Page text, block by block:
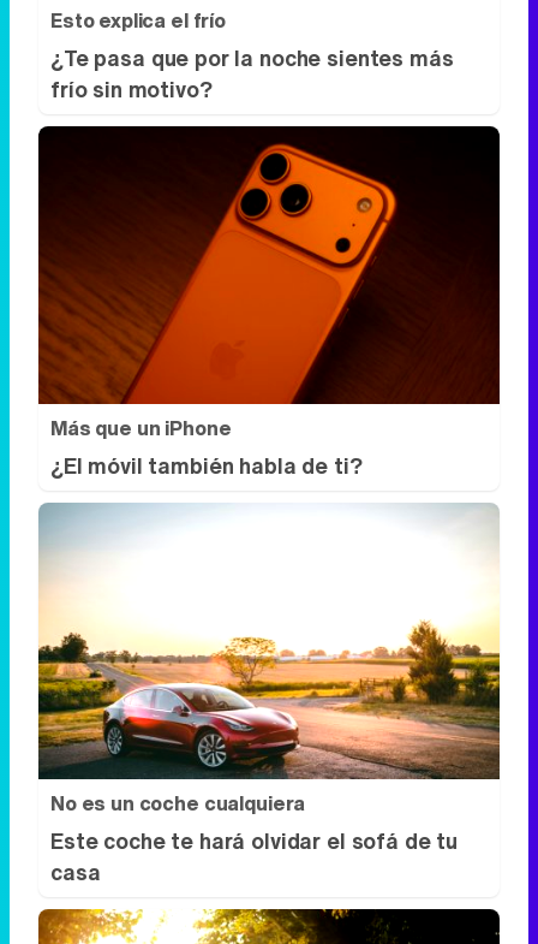
Esto explica el frío
¿Te pasa que por la noche sientes más
frío sin motivo?
Más que un iPhone
¿El móvil también habla de ti?
No es un coche cualquiera
Este coche te hará olvidar el sofá de tu
casa